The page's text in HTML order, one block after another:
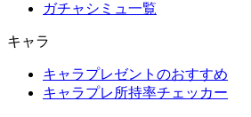
ガチャシミュ一覧
キャラ
キャラプレゼントのおすすめ
キャラプレ所持率チェッカー